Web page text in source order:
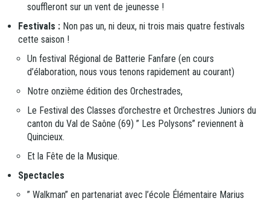
souffleront sur un vent de jeunesse !
Festivals : Non pas un, ni deux, ni trois mais quatre festivals
cette saison !
Un festival Régional de Batterie Fanfare (en cours
d’élaboration, nous vous tenons rapidement au courant)
Notre onzième édition des Orchestrades,
Le Festival des Classes d’orchestre et Orchestres Juniors du
canton du Val de Saône (69) ” Les Polysons” reviennent à
Quincieux.
Et la Fête de la Musique.
Spectacles
” Walkman” en partenariat avec l’école Élémentaire Marius